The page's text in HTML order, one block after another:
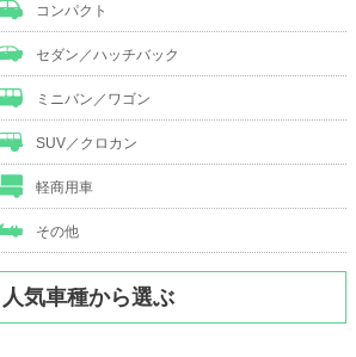
コンパクト
セダン／ハッチバック
ミニバン／ワゴン
SUV／クロカン
軽商用車
その他
人気車種から選ぶ